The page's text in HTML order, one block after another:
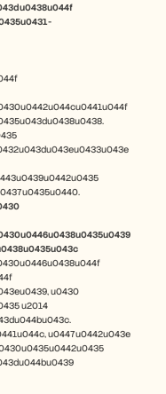
u0430
u2014
u0447u0442u043e